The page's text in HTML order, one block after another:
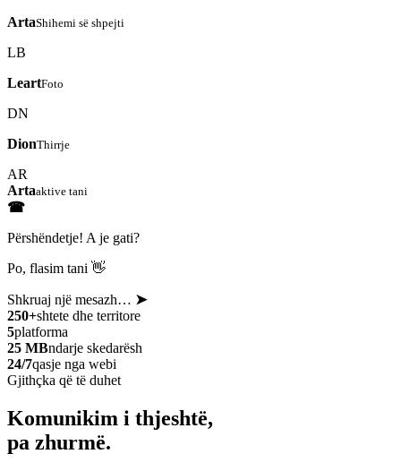
ArtaShihemi së shpejti
LB
LeartFoto
DN
DionThirrje
AR
Artaaktive tani
☎
Përshëndetje! A je gati?
Po, flasim tani 👋
Shkruaj një mesazh… ➤
250+shtete dhe territore
5platforma
25 MBndarje skedarësh
24/7qasje nga webi
Gjithçka që të duhet
Komunikim i thjeshtë,
pa zhurmë.